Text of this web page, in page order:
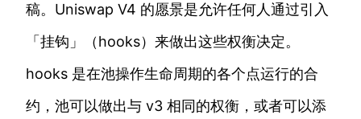
稿。Uniswap V4 的愿景是允许任何人通过引入
「挂钩」（hooks）来做出这些权衡决定。
hooks 是在池操作生命周期的各个点运行的合
约，池可以做出与 v3 相同的权衡，或者可以添